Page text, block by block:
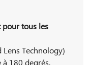
pour tous les
Technology)